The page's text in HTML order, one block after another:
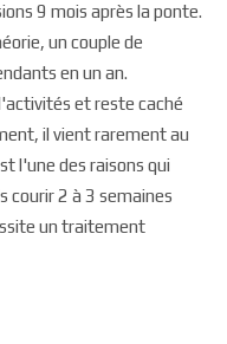
9 mois après la ponte.
un couple de
en un an.
et reste caché
il vient rarement au
l'une des raisons qui
courir 2 à 3 semaines
un traitement